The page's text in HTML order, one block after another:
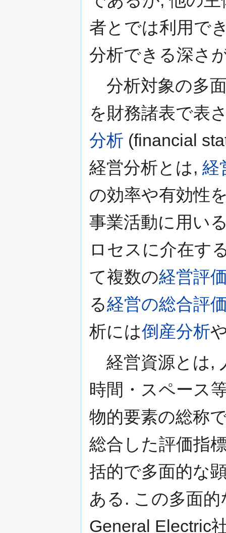
者とでは利用で
分析できる深さ
分析対象の多
を財務諸表で表
分析 (financial
経営分析とは, 経
の効率や有効性
事業活動に用い
ロセスに介在す
て複数の経営評
る経営の総合評
析には倒産分析
経営資源とは,
時間・スペース
物的要素の総称
総合した評価指
括的で多面的な
ある. この多面
General Electric